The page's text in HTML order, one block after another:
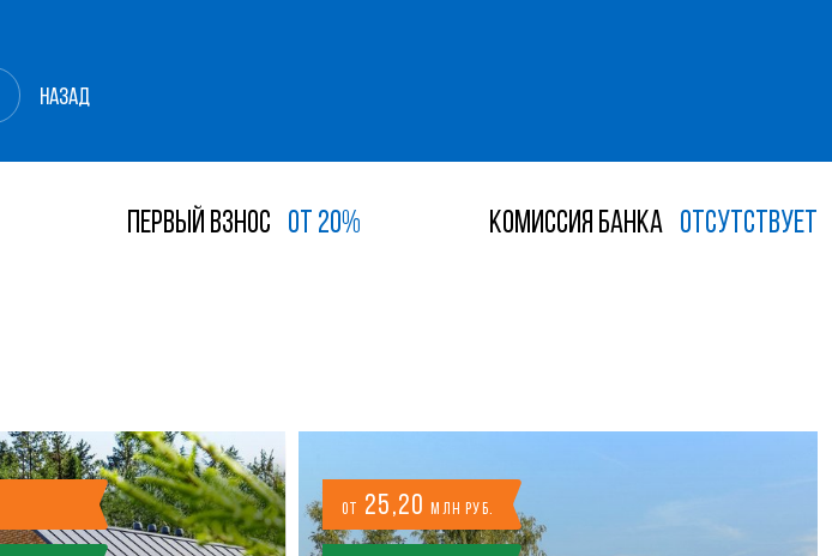
НАЗАД
Первый взнос от 20% Комиссия банка ОТСУТСТВУЕТ
от 25,20млн руб.